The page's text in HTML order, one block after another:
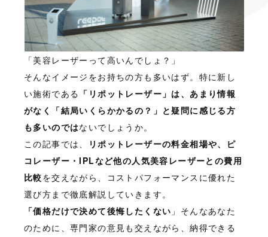
「美容レーザーって高いんでしょ？」
そんなイメージをお持ちの方も多いはず。特に新し
い施術である 「リポットレーザー」は、あまり情報
がなく「結局いくらかかるの？」と疑問に感じる方
も多いのではないでしょうか。
この記事では、
リポットレーザーの料金相場や、ピ
コレーザー・IPLなど他の人気美容レーザーとの費用
比較を交えながら、コストパフォーマンスに優れた
選び方まで徹底解説していきます。
「価格だけで決めて後悔したくない 」そんなあなた
のために、専門家の意見も交えながら、納得できる